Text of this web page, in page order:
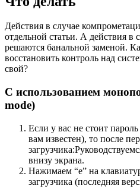
Действия в случае
отдельной статьи. А действия в
решаются банальной заменой.
восстановить контроль над
свой?
С использованием
mode)
Если у вас не стоит
вам известен), то после
загрузчика:
внизу экрана.
Нажимаем “e” на
загрузчика (последняя